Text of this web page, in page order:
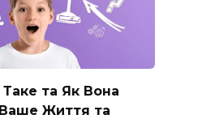
та Як Вона
Життя та